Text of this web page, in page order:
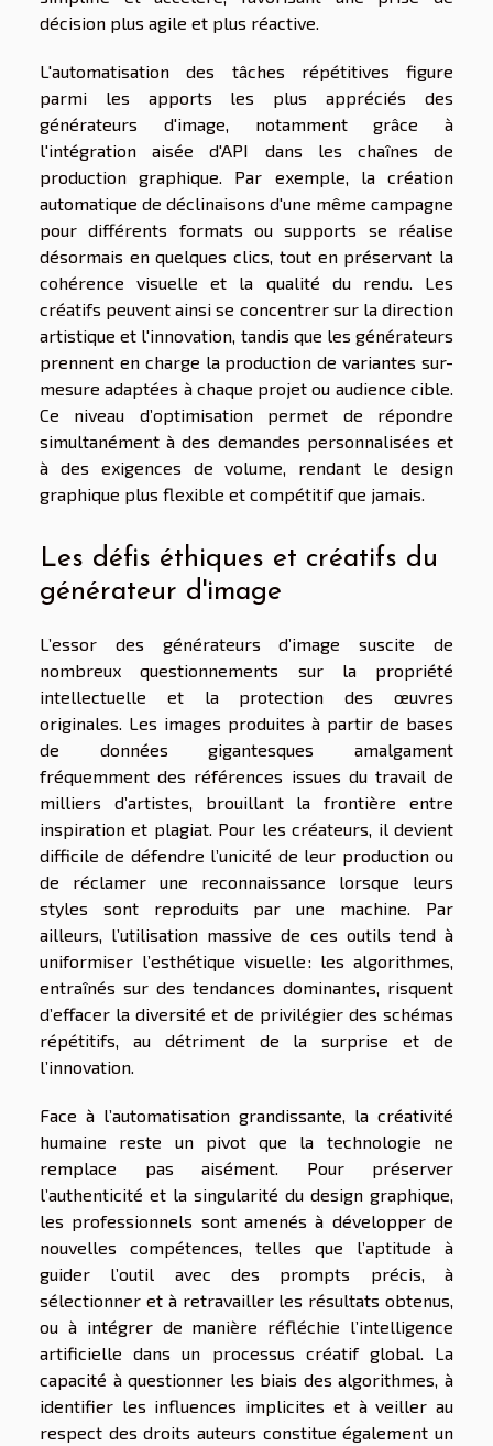
décision plus agile et plus réactive.
L'automatisation des tâches répétitives figure
parmi les apports les plus appréciés des
générateurs d'image, notamment grâce à
l'intégration aisée d'API dans les chaînes de
production graphique. Par exemple, la création
automatique de déclinaisons d'une même campagne
pour différents formats ou supports se réalise
désormais en quelques clics, tout en préservant la
cohérence visuelle et la qualité du rendu. Les
créatifs peuvent ainsi se concentrer sur la direction
artistique et l'innovation, tandis que les générateurs
prennent en charge la production de variantes sur-
mesure adaptées à chaque projet ou audience cible.
Ce niveau d’optimisation permet de répondre
simultanément à des demandes personnalisées et
à des exigences de volume, rendant le design
graphique plus flexible et compétitif que jamais.
Les défis éthiques et créatifs du
générateur d'image
L’essor des générateurs d’image suscite de
nombreux questionnements sur la propriété
intellectuelle et la protection des œuvres
originales. Les images produites à partir de bases
de données gigantesques amalgament
fréquemment des références issues du travail de
milliers d’artistes, brouillant la frontière entre
inspiration et plagiat. Pour les créateurs, il devient
difficile de défendre l’unicité de leur production ou
de réclamer une reconnaissance lorsque leurs
styles sont reproduits par une machine. Par
ailleurs, l’utilisation massive de ces outils tend à
uniformiser l’esthétique visuelle : les algorithmes,
entraînés sur des tendances dominantes, risquent
d’effacer la diversité et de privilégier des schémas
répétitifs, au détriment de la surprise et de
l’innovation.
Face à l’automatisation grandissante, la créativité
humaine reste un pivot que la technologie ne
remplace pas aisément. Pour préserver
l’authenticité et la singularité du design graphique,
les professionnels sont amenés à développer de
nouvelles compétences, telles que l’aptitude à
guider l’outil avec des prompts précis, à
sélectionner et à retravailler les résultats obtenus,
ou à intégrer de manière réfléchie l’intelligence
artificielle dans un processus créatif global. La
capacité à questionner les biais des algorithmes, à
identifier les influences implicites et à veiller au
respect des droits auteurs constitue également un